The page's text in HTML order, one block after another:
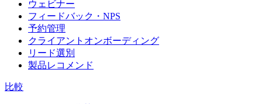
ウェビナー
フィードバック・NPS
予約管理
クライアントオンボーディング
リード選別
製品レコメンド
比較